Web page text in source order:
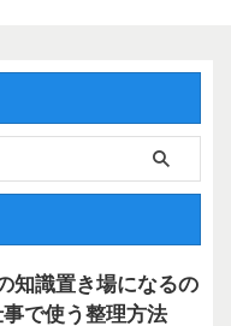
知識置き場になるの
で使う整理方法